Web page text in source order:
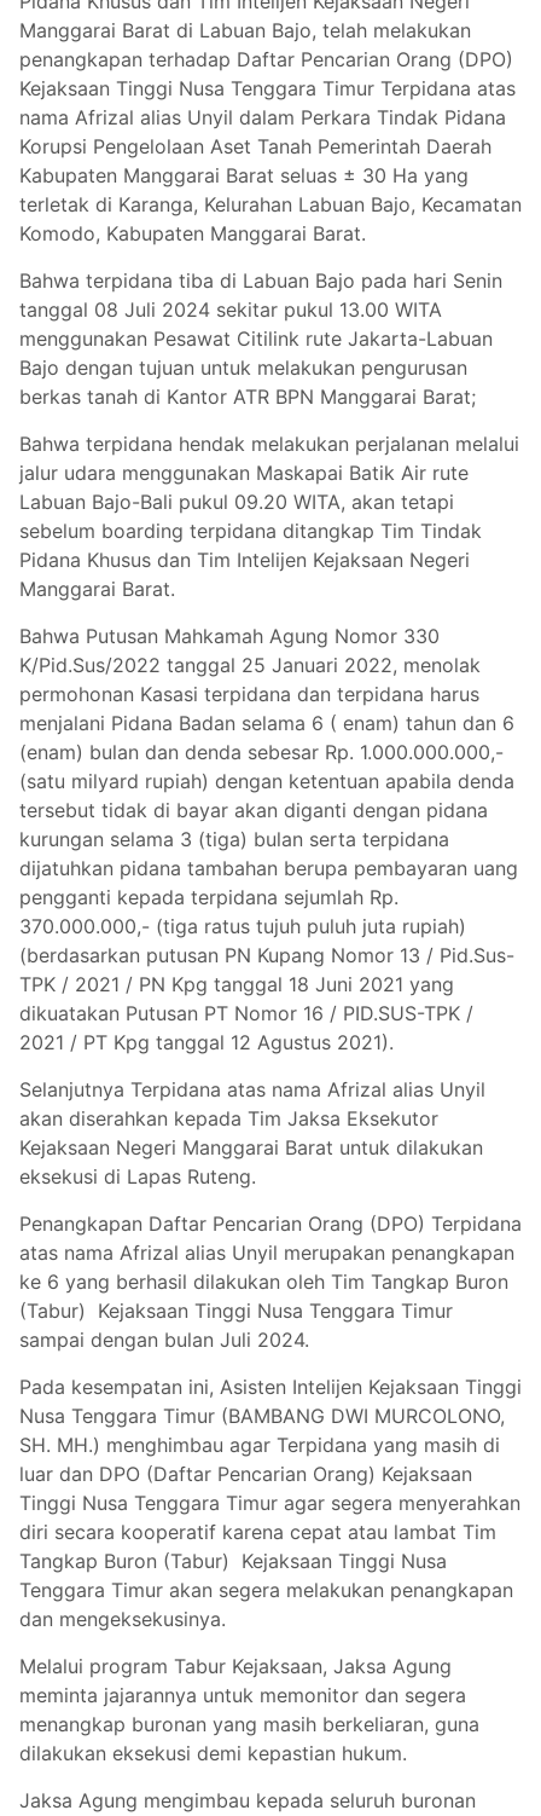
Manggarai Barat di Labuan Bajo, telah melakukan
penangkapan terhadap Daftar Pencarian Orang (DPO)
Kejaksaan Tinggi Nusa Tenggara Timur Terpidana atas
nama Afrizal alias Unyil dalam Perkara Tindak Pidana
Korupsi Pengelolaan Aset Tanah Pemerintah Daerah
Kabupaten Manggarai Barat seluas ± 30 Ha yang
terletak di Karanga, Kelurahan Labuan Bajo, Kecamatan
Komodo, Kabupaten Manggarai Barat.
Bahwa terpidana tiba di Labuan Bajo pada hari Senin
tanggal 08 Juli 2024 sekitar pukul 13.00 WITA
menggunakan Pesawat Citilink rute Jakarta-Labuan
Bajo dengan tujuan untuk melakukan pengurusan
berkas tanah di Kantor ATR BPN Manggarai Barat;
Bahwa terpidana hendak melakukan perjalanan melalui
jalur udara menggunakan Maskapai Batik Air rute
Labuan Bajo-Bali pukul 09.20 WITA, akan tetapi
sebelum boarding terpidana ditangkap Tim Tindak
Pidana Khusus dan Tim Intelijen Kejaksaan Negeri
Manggarai Barat.
Bahwa Putusan Mahkamah Agung Nomor 330
K/Pid.Sus/2022 tanggal 25 Januari 2022, menolak
permohonan Kasasi terpidana dan terpidana harus
menjalani Pidana Badan selama 6 ( enam) tahun dan 6
(enam) bulan dan denda sebesar Rp. 1.000.000.000,-
(satu milyard rupiah) dengan ketentuan apabila denda
tersebut tidak di bayar akan diganti dengan pidana
kurungan selama 3 (tiga) bulan serta terpidana
dijatuhkan pidana tambahan berupa pembayaran uang
pengganti kepada terpidana sejumlah Rp.
370.000.000,- (tiga ratus tujuh puluh juta rupiah)
(berdasarkan putusan PN Kupang Nomor 13 / Pid.Sus-
TPK / 2021 / PN Kpg tanggal 18 Juni 2021 yang
dikuatakan Putusan PT Nomor 16 / PID.SUS-TPK /
2021 / PT Kpg tanggal 12 Agustus 2021).
Selanjutnya Terpidana atas nama Afrizal alias Unyil
akan diserahkan kepada Tim Jaksa Eksekutor
Kejaksaan Negeri Manggarai Barat untuk dilakukan
eksekusi di Lapas Ruteng.
Penangkapan Daftar Pencarian Orang (DPO) Terpidana
atas nama Afrizal alias Unyil merupakan penangkapan
ke 6 yang berhasil dilakukan oleh Tim Tangkap Buron
(Tabur) Kejaksaan Tinggi Nusa Tenggara Timur
sampai dengan bulan Juli 2024.
Pada kesempatan ini, Asisten Intelijen Kejaksaan Tinggi
Nusa Tenggara Timur (BAMBANG DWI MURCOLONO,
SH. MH.) menghimbau agar Terpidana yang masih di
luar dan DPO (Daftar Pencarian Orang) Kejaksaan
Tinggi Nusa Tenggara Timur agar segera menyerahkan
diri secara kooperatif karena cepat atau lambat Tim
Tangkap Buron (Tabur) Kejaksaan Tinggi Nusa
Tenggara Timur akan segera melakukan penangkapan
dan mengeksekusinya.
Melalui program Tabur Kejaksaan, Jaksa Agung
meminta jajarannya untuk memonitor dan segera
menangkap buronan yang masih berkeliaran, guna
dilakukan eksekusi demi kepastian hukum.
Jaksa Agung mengimbau kepada seluruh buronan